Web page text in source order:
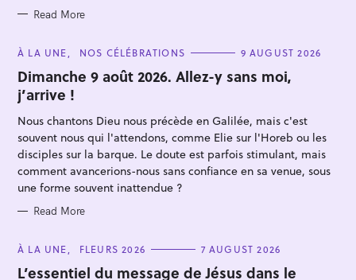
Read More
C
T
E
G
O
R
I
E
S
À LA UNE NOS CÉLÉBRATIONS 9 AUGUST 2026
Dimanche 9 août 2026. Allez-y sans moi,
j’arrive !
Nous chantons Dieu nous précède en Galilée, mais c'est
souvent nous qui l'attendons, comme Elie sur l'Horeb ou les
disciples sur la barque. Le doute est parfois stimulant, mais
comment avancerions-nous sans confiance en sa venue, sous
une forme souvent inattendue ?
Read More
C
T
À LA UNE FLEURS 2026 7 AUGUST 2026
L’essentiel du message de Jésus dans le
S
a
r
c
f
o
r
: